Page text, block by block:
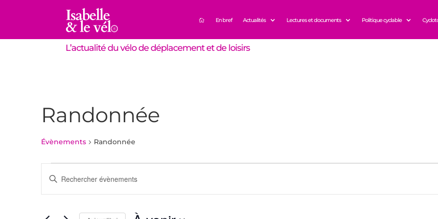
En bref Actualités Lectures et documents Politique cyclable
L’actualité du vélo de déplacement et de loisirs
Randonnée
Évènements Randonnée
Évènements
Recherche
et
navigation
Saisir
mot-
clé.
Évènements